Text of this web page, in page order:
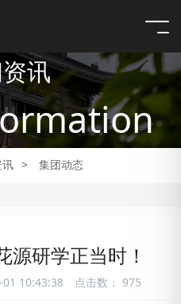
讯
讯 > 集团动态
源研学正当时！
10:43:38 点击数： 975